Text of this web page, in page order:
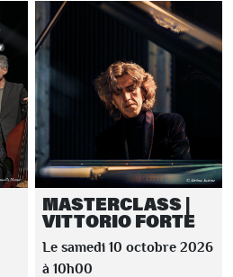
MASTERCLASS |
VITTORIO FORTE
Le samedi 10 octobre 2026
à 10h00